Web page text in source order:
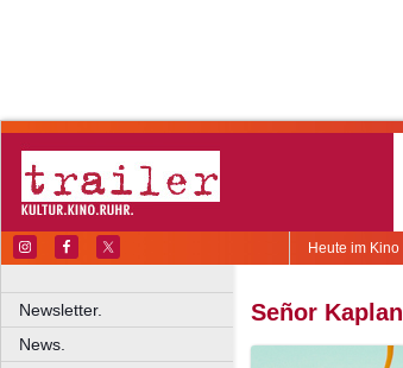
Heute im Kino
Newsletter.
News.
Señor Kaplan